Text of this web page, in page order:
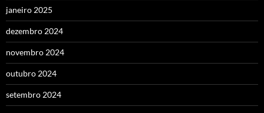
janeiro 2025
dezembro 2024
novembro 2024
outubro 2024
setembro 2024